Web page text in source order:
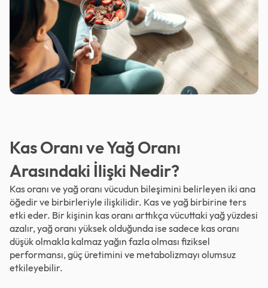
Kas Oranı ve Yağ Oranı
Arasındaki İlişki Nedir?
Kas oranı ve yağ oranı vücudun bileşimini belirleyen iki ana
öğedir ve birbirleriyle ilişkilidir. Kas ve yağ birbirine ters
etki eder. Bir kişinin kas oranı arttıkça vücuttaki yağ yüzdesi
azalır, yağ oranı yüksek olduğunda ise sadece kas oranı
düşük olmakla kalmaz yağın fazla olması fiziksel
performansı, güç üretimini ve metabolizmayı olumsuz
etkileyebilir.